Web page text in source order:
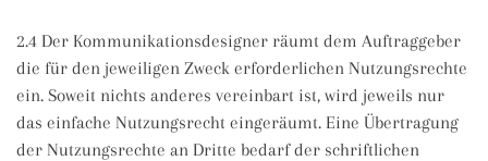
2.4 Der Kommunikationsdesigner räumt dem Auftraggeber
die für den jeweiligen Zweck erforderlichen Nutzungsrechte
ein. Soweit nichts anderes vereinbart ist, wird jeweils nur
das einfache Nutzungsrecht eingeräumt. Eine Übertragung
der Nutzungsrechte an Dritte bedarf der schriftlichen